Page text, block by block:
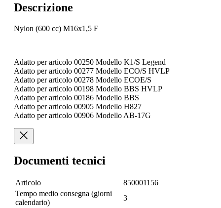
Descrizione
Nylon (600 cc) M16x1,5 F
Adatto per articolo 00250 Modello K1/S Legend
Adatto per articolo 00277 Modello ECO/S HVLP
Adatto per articolo 00278 Modello ECOE/S
Adatto per articolo 00198 Modello BBS HVLP
Adatto per articolo 00186 Modello BBS
Adatto per articolo 00905 Modello H827
Adatto per articolo 00906 Modello AB-17G
Documenti tecnici
Articolo
850001156
Tempo medio consegna (giorni
calendario)
3